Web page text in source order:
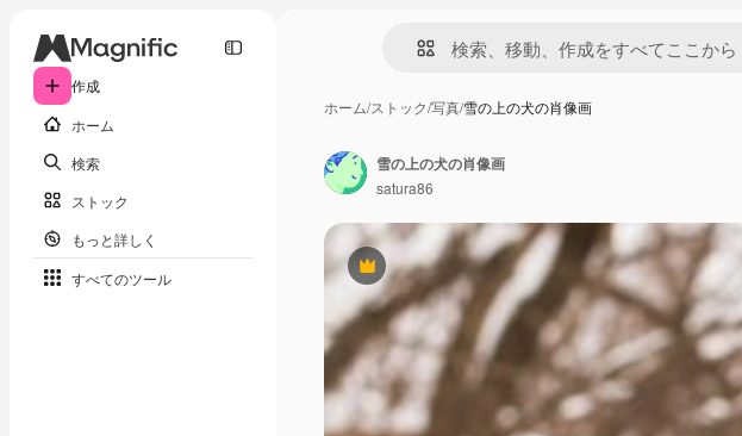
作成
ホーム
検索
ストック
もっと詳しく
すべてのツール
ホーム/ストック/写真/雪の上の犬の肖像画
Premium
雪の上の犬の肖像画
satura86